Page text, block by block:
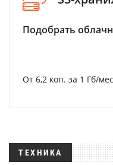
Подобрать
От 6,2 коп. за 1 Гб/
ТЕХНИКА